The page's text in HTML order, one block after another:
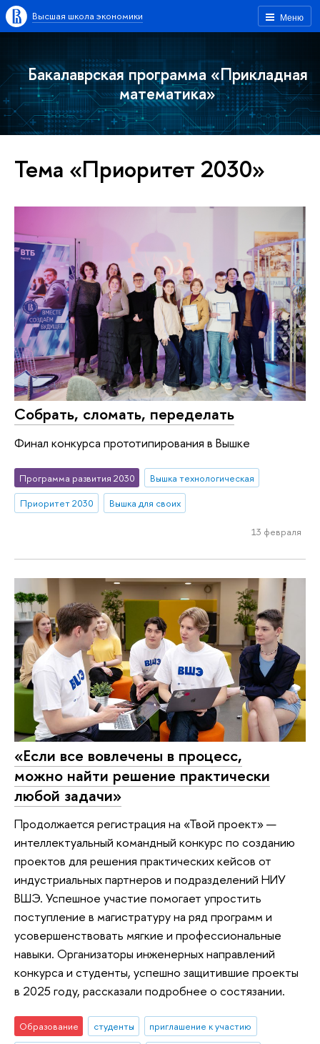
Меню
Высшая школа экономики
Бакалаврская программа «Прикладная
математика»
Тема «Приоритет 2030»
Собрать, сломать, переделать
Финал конкурса прототипирования в Вышке
Программа развития 2030
Вышка технологическая
Приоритет 2030
Вышка для своих
13 февраля
«Если все вовлечены в процесс,
можно найти решение практически
любой задачи»
Продолжается регистрация на «Твой проект» —
интеллектуальный командный конкурс по созданию
проектов для решения практических кейсов от
индустриальных партнеров и подразделений НИУ
ВШЭ. Успешное участие помогает упростить
поступление в магистратуру на ряд программ и
усовершенствовать мягкие и профессиональные
навыки. Организаторы инженерных направлений
конкурса и студенты, успешно защитившие проекты
в 2025 году, рассказали подробнее о состязании.
Образование студенты
приглашение к участию